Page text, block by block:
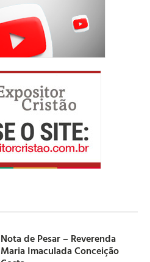
Nota de Pesar – Reverenda
Maria Imaculada Conceição